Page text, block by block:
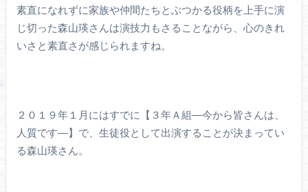
素直になれずに家族や仲間たちとぶつかる役柄を上手に演
じ切った森山瑛さんは演技力もさることながら、心のきれ
いさと素直さが感じられますね。
２０１９年１月にはすでに【３年Ａ組―今から皆さんは、
人質です―】で、生徒役として出演することが決まってい
る森山瑛さん。